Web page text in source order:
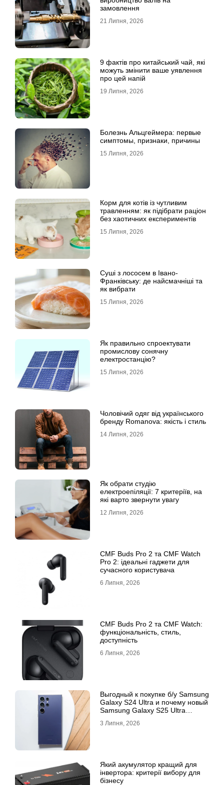
замовлення
21 Липня, 2026
9 фактів про китайський чай, які
можуть змінити ваше уявлення
про цей напій
19 Липня, 2026
Болезнь Альцгеймера: первые
симптомы, признаки, причины
15 Липня, 2026
Корм для котів із чутливим
травленням: як підібрати раціон
без хаотичних експериментів
15 Липня, 2026
Суші з лососем в Івано-
Франківську: де найсмачніші та
як вибрати
15 Липня, 2026
Як правильно спроектувати
промислову сонячну
електростанцію?
15 Липня, 2026
Чоловічий одяг від українського
бренду Romanova: якість і стиль
14 Липня, 2026
Як обрати студію
електроепіляції: 7 критеріїв, на
які варто звернути увагу
12 Липня, 2026
CMF Buds Pro 2 та CMF Watch
Pro 2: ідеальні гаджети для
сучасного користувача
6 Липня, 2026
CMF Buds Pro 2 та CMF Watch:
функціональність, стиль,
доступність
6 Липня, 2026
Выгодный к покупке б/у Samsung
Galaxy S24 Ultra и почему новый
Samsung Galaxy S25 Ultra
3 Липня, 2026
Який акумулятор кращий для
інвертора: критерії вибору для
бізнесу